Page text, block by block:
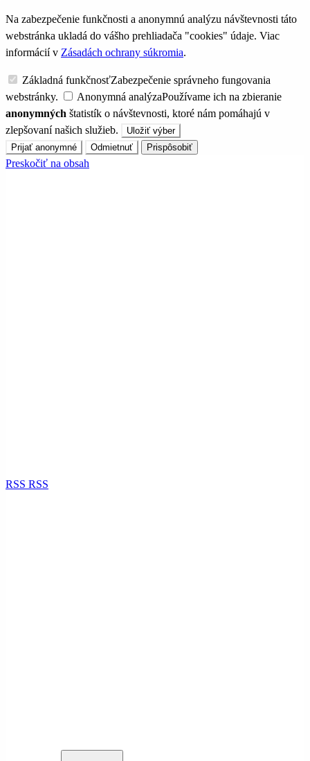
Na zabezpečenie funkčnosti a anonymnú analýzu návštevnosti táto
webstránka ukladá do vášho prehliadača "cookies" údaje. Viac
informácií v Zásadách ochrany súkromia.
Základná funkčnosťZabezpečenie správneho fungovania
webstránky.
Anonymná analýzaPoužívame ich na zbieranie
anonymných štatistík o návštevnosti, ktoré nám pomáhajú v
zlepšovaní našich služieb.
Uložiť výber
Prijať anonymné
Odmietnuť Prispôsobiť
Preskočiť na obsah
RSS RSS